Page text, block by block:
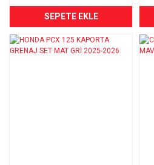
SEPETE EKLE